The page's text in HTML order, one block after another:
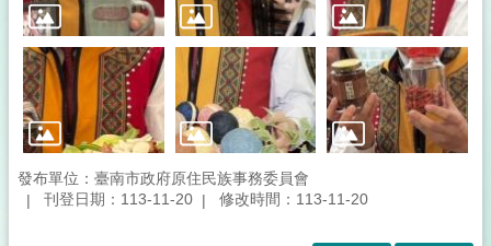
發布單位：臺南市政府原住民族事務委員會
刊登日期：113-11-20
修改時間：113-11-20